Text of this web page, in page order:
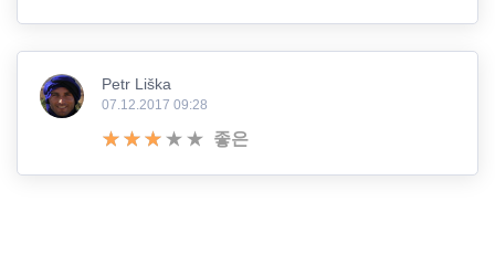
Petr Liška
07.12.2017 09:28
좋은